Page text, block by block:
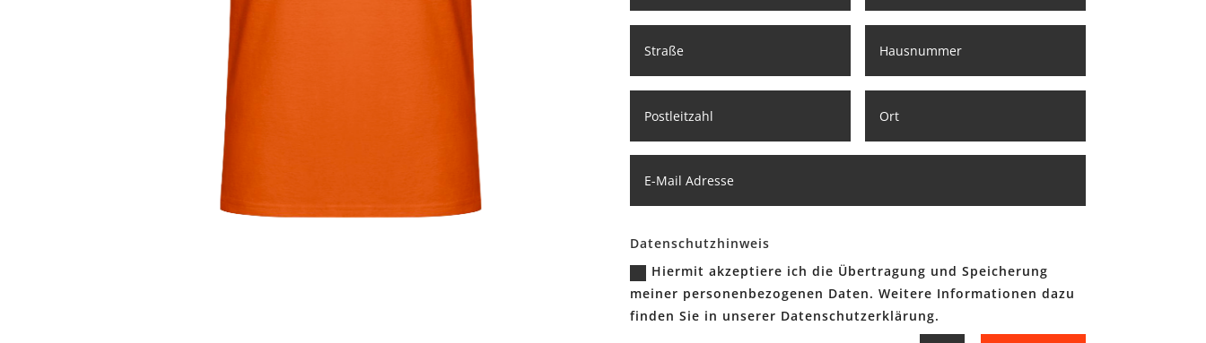
Datenschutzhinweis
Hiermit akzeptiere ich die Übertragung und Speicherung
meiner personenbezogenen Daten. Weitere Informationen dazu
finden Sie in unserer Datenschutzerklärung.